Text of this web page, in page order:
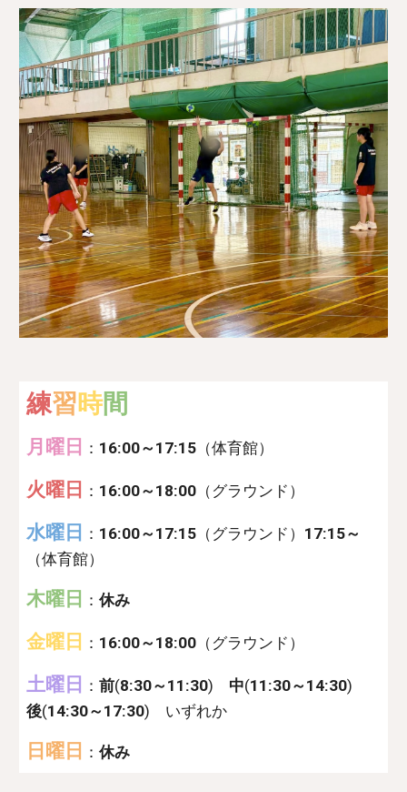
練習時間
月曜日 ： 16:00～17:15 （体育館）
火曜日 ： 16:00～18:00 （ グラウンド）
水曜日 ： 16:00～17:15 （ グラウンド ） 17:15～
（体育館）
木曜日 ：休み
金曜日 ： 16:00～18:00 （ グラウンド）
土曜日 ：前(8:30～11:30) 中(11:30～14:30)
後(14:30～17:30) いずれか
日曜日 ：休み